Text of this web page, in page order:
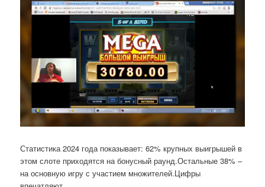
Статистика 2024 года показывает: 62% крупных выигрышей в
этом слоте приходятся на бонусный раунд.Остальные 38% –
на основную игру с участием множителей.Цифры